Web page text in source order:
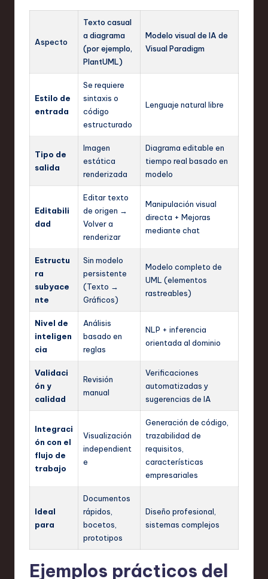
Aspecto
Texto casual
a diagrama
(por ejemplo,
PlantUML)
Modelo visual de IA de
Visual Paradigm
Estilo de
entrada
Se requiere
sintaxis o
código
estructurado
Lenguaje natural libre
Tipo de
salida
Imagen
estática
renderizada
Diagrama editable en
tiempo real basado en
modelo
Editabili
dad
Editar texto
de origen →
Volver a
renderizar
Manipulación visual
directa + Mejoras
mediante chat
Estructu
ra
subyace
nte
Sin modelo
persistente
(Texto →
Gráficos)
Modelo completo de
UML (elementos
rastreables)
Nivel de
inteligen
cia
Análisis
basado en
reglas
NLP + inferencia
orientada al dominio
Validaci
ón y
calidad
Revisión
manual
Verificaciones
automatizadas y
sugerencias de IA
Integraci
ón con el
flujo de
trabajo
Visualización
independient
e
Generación de código,
trazabilidad de
requisitos,
características
empresariales
Ideal
para
Documentos
rápidos,
bocetos,
prototipos
Diseño profesional,
sistemas complejos
Ejemplos prácticos del